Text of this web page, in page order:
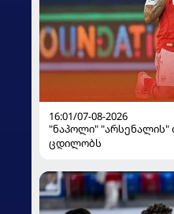
16:01/07-08-2026
"ნაპოლი" "არსენალის"
ცდილობს